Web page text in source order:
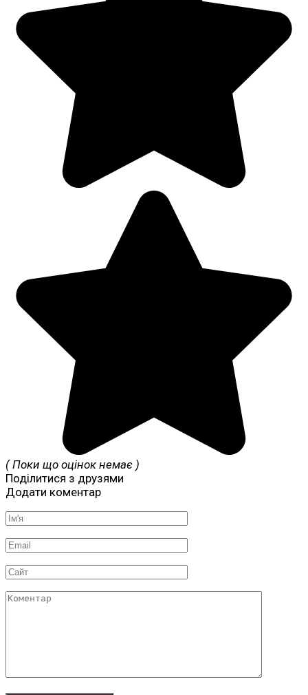
( Поки що оцінок немає )
Поділитися з друзями
Додати коментар
Ім'я
*
Email
*
Сайт
Коментар